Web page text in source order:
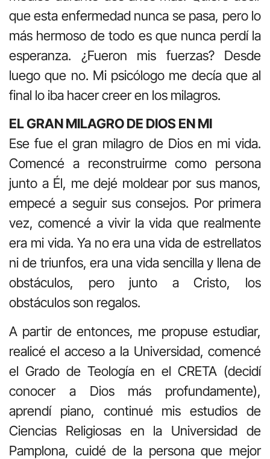
que esta enfermedad nunca se pasa, pero lo
más hermoso de todo es que nunca perdí la
esperanza. ¿Fueron mis fuerzas? Desde
luego que no. Mi psicólogo me decía que al
final lo iba hacer creer en los milagros.
EL GRAN MILAGRO DE DIOS EN MI
Ese fue el gran milagro de Dios en mi vida.
Comencé a reconstruirme como persona
junto a Él, me dejé moldear por sus manos,
empecé a seguir sus consejos. Por primera
vez, comencé a vivir la vida que realmente
era mi vida. Ya no era una vida de estrellatos
ni de triunfos, era una vida sencilla y llena de
obstáculos, pero junto a Cristo, los
obstáculos son regalos.
A partir de entonces, me propuse estudiar,
realicé el acceso a la Universidad, comencé
el Grado de Teología en el CRETA (decidí
conocer a Dios más profundamente),
aprendí piano, continué mis estudios de
Ciencias Religiosas en la Universidad de
Pamplona, cuidé de la persona que mejor